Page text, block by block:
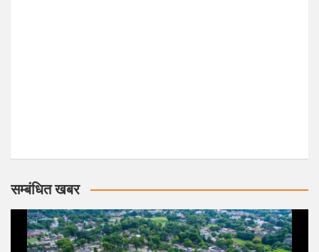
सम्बंधित खबर